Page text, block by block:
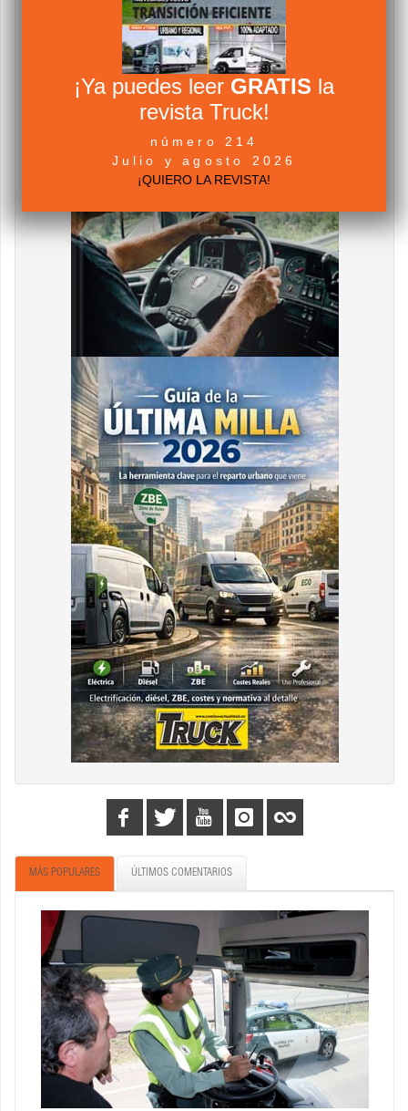
MÁS POPULARES ÚLTIMOS COMENTARIOS
¡Ya puedes leer GRATIS la
revista Truck!
número 214
Julio y agosto 2026
¡QUIERO LA REVISTA!